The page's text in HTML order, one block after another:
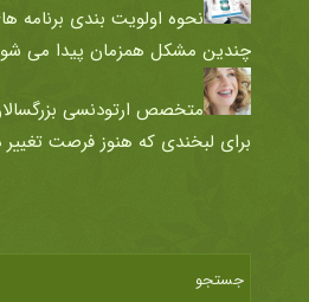
نحوه اولویت بندی برنامه
چندین مشکل همزمان پیدا می
متخصص ارتودنسی
برای لبخندی که هنوز فرصت تغییر